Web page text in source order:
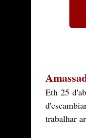
Eth 25
trabalhar